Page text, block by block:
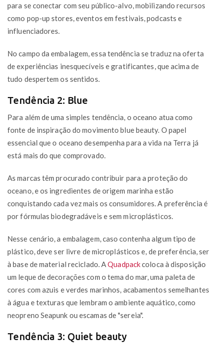
para se conectar com seu público-alvo, mobilizando recursos
como pop-up stores, eventos em festivais, podcasts e
influenciadores.
No campo da embalagem, essa tendência se traduz na oferta
de experiências inesquecíveis e gratificantes, que acima de
tudo despertem os sentidos.
Tendência 2: Blue
Para além de uma simples tendência, o oceano atua como
fonte de inspiração do movimento blue beauty. O papel
essencial que o oceano desempenha para a vida na Terra já
está mais do que comprovado.
As marcas têm procurado contribuir para a proteção do
oceano, e os ingredientes de origem marinha estão
conquistando cada vez mais os consumidores. A preferência é
por fórmulas biodegradáveis e sem microplásticos.
Nesse cenário, a embalagem, caso contenha algum tipo de
plástico, deve ser livre de microplásticos e, de preferência, ser
à base de material reciclado. AQuadpackcoloca à disposição
um leque de decorações com o tema do mar, uma paleta de
cores com azuis e verdes marinhos, acabamentos semelhantes
à água e texturas que lembram o ambiente aquático, como
neopreno Seapunk ou escamas de "sereia".
Tendência 3: Quiet beauty